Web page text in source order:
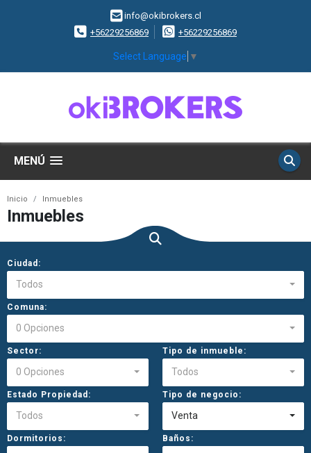
info@okibrokers.cl
+56229256869
+56229256869
Select Language ▼
MENÚ
Inicio Inmuebles
Inmuebles
Ciudad:
Todos
Comuna:
0 Opciones
Sector:
0 Opciones
Tipo de inmueble:
Todos
Estado Propiedad:
Todos
Tipo de negocio:
Venta
Dormitorios: Baños: